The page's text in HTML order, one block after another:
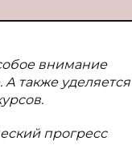
внимание
также уделяется
прогресс